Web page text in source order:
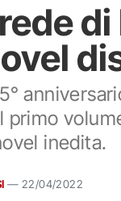
primo
inedita.
—22/04/2022